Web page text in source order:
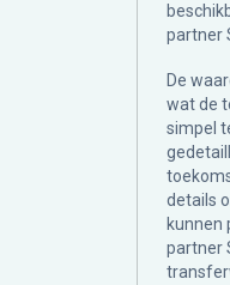
partner
De
wat de
simpel
details
kunnen
partner